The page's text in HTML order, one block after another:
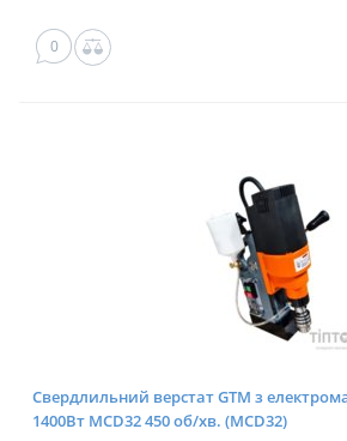
0
Свердлильний верстат GTM з
1400Вт MCD32 450 об/хв. (MCD32)